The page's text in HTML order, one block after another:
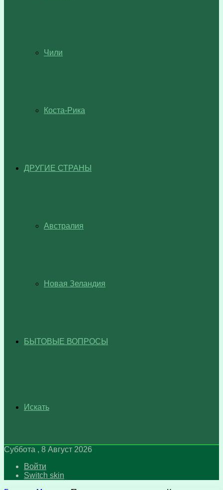
Чили
Коста-Рика
ДРУГИЕ СТРАНЫ
Австралия
Новая Зеландия
БЫТОВЫЕ ВОПРОСЫ
Искать
Суббота , 8 Август 2026
Войти
Switch skin